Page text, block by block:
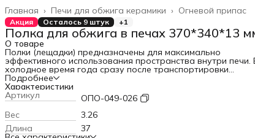
Огневой припас
Печи для обжига керамики ›
Главная ›
Акция Осталось 9 штук +1
Полка для обжига в печах 370*340*13
О товаре
Полки (лещадки) предназначены для максимально
эффективного использования пространства внутри печи.
холодное время года сразу после транспортировки
использование лещадки не рекомендуется. Из-за перепада
температур это может привести к её повреждению.
Желательно, чтобы лещадка перед использованием
находилась 2-3 дня в тепле, и, если она сырая, то
дополнительно рекомендуем поставить ее на просушку у
печки. Также рекомендуем дожидаться полного высыхания
защитных покрытий (каолин, намазка для лещадок и др.)
Подробнее
Характеристики
Артикул
ОПО-049-026
Вес
3.26
Длина
37